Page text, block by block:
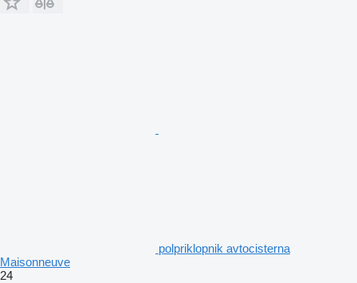
polpriklopnik avtocisterna
Maisonneuve
24